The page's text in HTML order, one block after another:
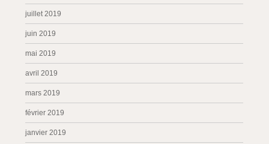
juillet 2019
juin 2019
mai 2019
avril 2019
mars 2019
février 2019
janvier 2019